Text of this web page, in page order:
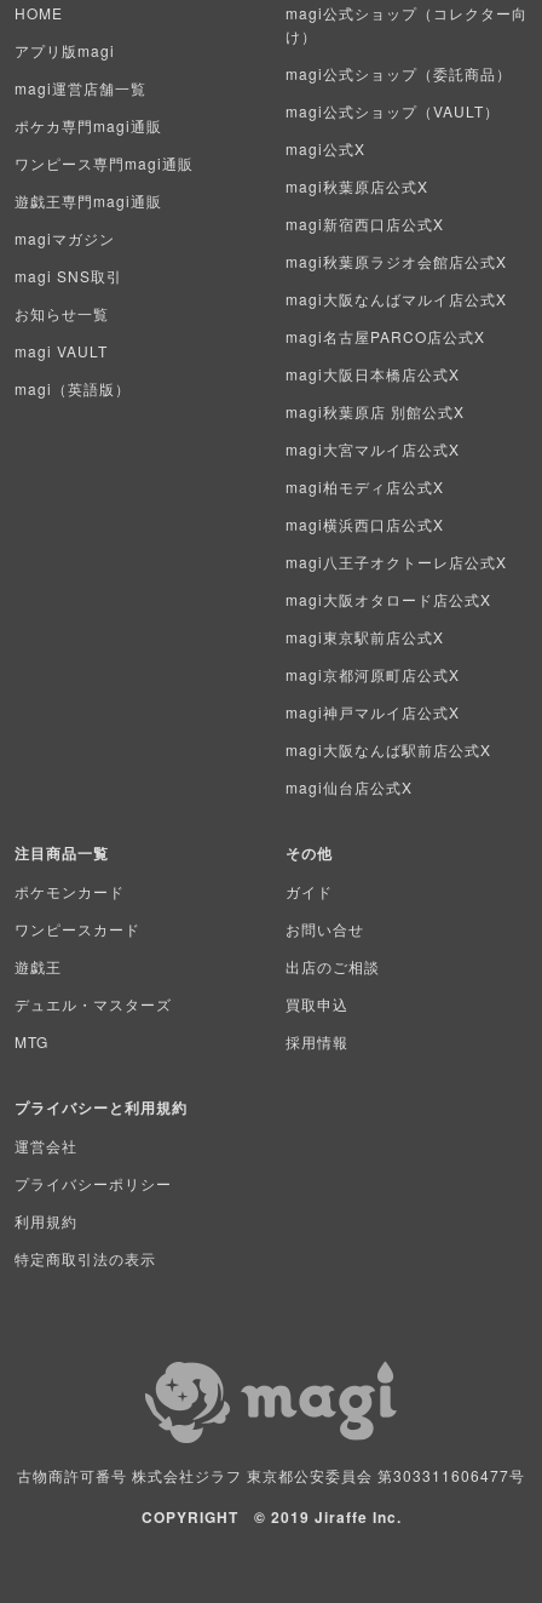
デュエル・マスターズ
マジック：ザ・ギャザリング
ヴァイスシュヴァルツ
クリプトスペルズ
マイクリプトヒーローズ
遊戯王初期
旧枠デュエマ
カードファイト!! ヴァンガード
ムシキング
ドラゴンボールヒーローズ
バディファイト
アイカツ
アクエリアンエイジ
ガンバライジング
キングオブプロレスリング
HOME
アプリ版magi
magi運営店舗一覧
ポケカ専門magi通販
ワンピース専門magi通販
遊戯王専門magi通販
magiマガジン
magi SNS取引
お知らせ一覧
magi VAULT
magi（英語版）
magi公式ショップ（コレクター向
け）
magi公式ショップ（委託商品）
magi公式ショップ（VAULT）
magi公式X
magi秋葉原店公式X
magi新宿西口店公式X
magi秋葉原ラジオ会館店公式X
magi大阪なんばマルイ店公式X
magi名古屋PARCO店公式X
magi大阪日本橋店公式X
magi秋葉原店 別館公式X
magi大宮マルイ店公式X
magi柏モディ店公式X
magi横浜西口店公式X
magi八王子オクトーレ店公式X
magi大阪オタロード店公式X
magi東京駅前店公式X
magi京都河原町店公式X
magi神戸マルイ店公式X
magi大阪なんば駅前店公式X
magi仙台店公式X
注目商品一覧
ポケモンカード
ワンピースカード
遊戯王
デュエル・マスターズ
MTG
その他
ガイド
お問い合せ
出店のご相談
買取申込
採用情報
プライバシーと利用規約
運営会社
プライバシーポリシー
利用規約
特定商取引法の表示
古物商許可番号 株式会社ジラフ 東京都公安委員会 第303311606477号
COPYRIGHT © 2019 Jiraffe Inc.